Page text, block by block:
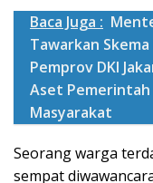
Baca Juga :
Tawarkan
Pemprov DKI
Aset Pemerintah
Masyarakat
Seorang warga
sempat